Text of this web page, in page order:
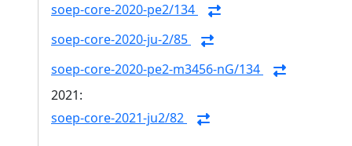
soep-core-2020-pe2/134
soep-core-2020-ju-2/85
soep-core-2020-pe2-m3456-nG/134
2021:
soep-core-2021-ju2/82